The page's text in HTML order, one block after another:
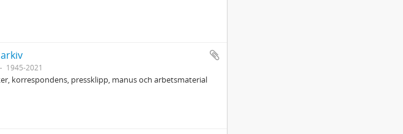
1945-2021
korrespondens, pressklipp, manus och arbetsmaterial